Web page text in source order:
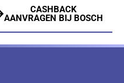
CASHBACK
AANVRAGEN BIJ BOSCH